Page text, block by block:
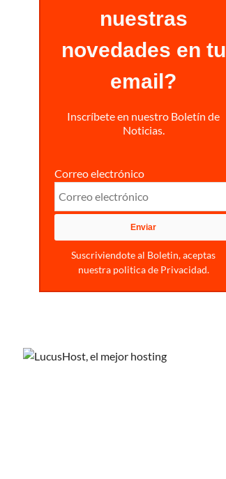
nuestras
novedades en tu
email?
Inscríbete en nuestro Boletín de
Noticias.
Correo electrónico
Suscriviendote al Boletin, aceptas
nuestra politica de Privacidad.